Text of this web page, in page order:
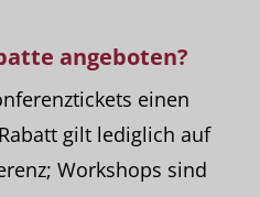
angeboten?
einen
gilt lediglich auf
Workshops sind